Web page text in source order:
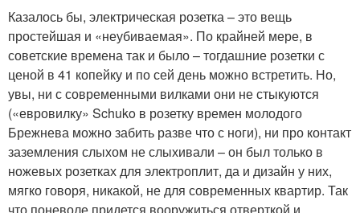
Казалось бы, электрическая розетка – это вещь
простейшая и «неубиваемая». По крайней мере, в
советские времена так и было – тогдашние розетки с
ценой в 41 копейку и по сей день можно встретить. Но,
увы, ни с современными вилками они не стыкуются
(«евровилку» Schuko в розетку времен молодого
Брежнева можно забить разве что с ноги), ни про контакт
заземления слыхом не слыхивали – он был только в
ножевых розетках для электроплит, да и дизайн у них,
мягко говоря, никакой, не для современных квартир. Так